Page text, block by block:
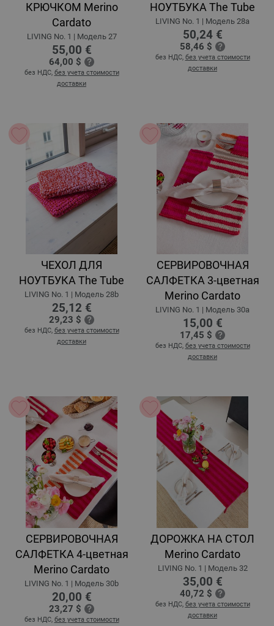
КРЮЧКОМ Merino
Cardato
LIVING No. 1 | Модель 27
55,00 €
64,00 $
без НДС, без учета стоимости
доставки
НОУТБУКА The Tube
LIVING No. 1 | Модель 28a
50,24 €
58,46 $
без НДС, без учета стоимости
доставки
ЧЕХОЛ ДЛЯ
НОУТБУКА The Tube
LIVING No. 1 | Модель 28b
25,12 €
29,23 $
без НДС, без учета стоимости
доставки
СЕРВИРОВОЧНАЯ
САЛФЕТКА 3-цветная
Merino Cardato
LIVING No. 1 | Модель 30a
15,00 €
17,45 $
без НДС, без учета стоимости
доставки
СЕРВИРОВОЧНАЯ
САЛФЕТКА 4-цветная
Merino Cardato
LIVING No. 1 | Модель 30b
20,00 €
23,27 $
без НДС, без учета стоимости
ДОРОЖКА НА СТОЛ
Merino Cardato
LIVING No. 1 | Модель 32
35,00 €
40,72 $
без НДС, без учета стоимости
доставки